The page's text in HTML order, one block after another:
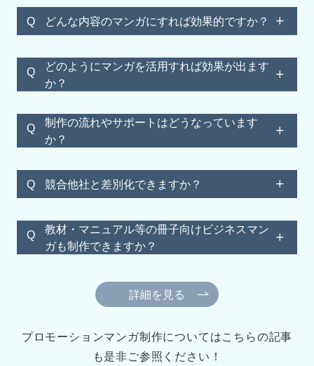
Q どんな内容のマンガにすれば効果的ですか？
Q
どのようにマンガを活用すれば効果が出ます
か？
Q
制作の流れやサポートはどうなっています
か？
こちら
Q 競合他社と差別化できますか？
Q
教材・マニュアル等の冊子向けビジネスマン
ガも制作できますか？
コチラ
詳細を見る
プロモーションマンガ制作についてはこちらの記事
も是非ご参照ください！